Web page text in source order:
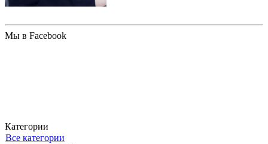
Мы в Facebook
Категории
Все категории